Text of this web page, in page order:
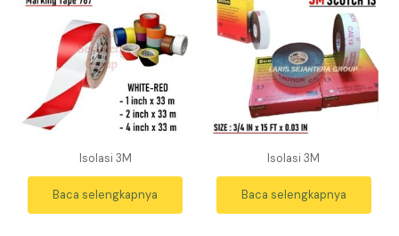
Isolasi 3M
Baca selengkapnya
Isolasi 3M
Baca selengkapnya